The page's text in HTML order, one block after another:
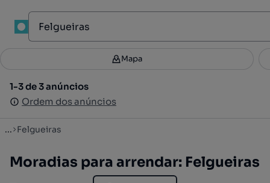
Filtros 3
1-3 de 3 anúncios
Ordem dos anúncios
Mapa
1-3 de 3 anúncios
Ordem dos anúncios
... Felgueiras
Moradias para arrendar: Felgueiras